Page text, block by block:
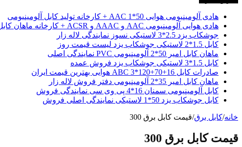
هادی آلومینیومی هوایی 50*1 AAC + کارخانه تولید کابل آلومینیومی
هادی هوایی آلومینیومی AAC و AAAC و ACSR + کارخانه ماهان کابل امیر
جوشکاب یزد 2.5*3 لاستیکی نسوز نمایندگی لاله زار
کابل 1.5*2 لاستیکی جوشکاب یزد لیست قیمت روز
ماهان کابل امیر 50*2 آلومینیومی PVC نمایندگی اصلی
کابل 1.5*3 لاستیکی جوشکاب یزد فروش عمده
صادرات کابل 16+70+120*3 ABC هوایی بهترین قیمت ایران
ماهان کابل امیر 35*2 آلومینیومی دفتر فروش لاله زار
کابل آلومینیومی سمنان 16*4 پی وی سی نمایندگی فروش
کابل جوشکاب یزد 50*1 لاستیکی نمایندگی اصلی فروش
خانه/کابل برق/قیمت کابل برق 300
قیمت کابل برق 300